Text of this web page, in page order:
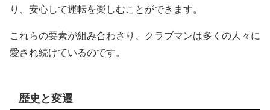
り、安心して運転を楽しむことができます。
これらの要素が組み合わさり、クラブマンは多くの人々に
愛され続けているのです。
歴史と変遷